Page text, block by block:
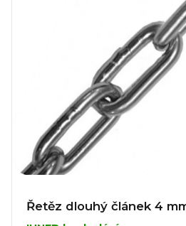
Řetěz dlouhý článek 4